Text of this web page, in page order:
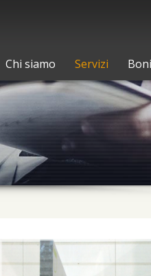
Chi siamo Servizi